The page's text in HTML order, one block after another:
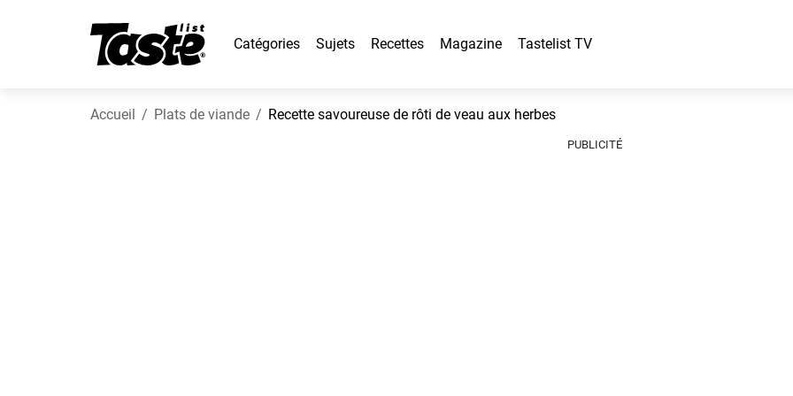
Catégories Sujets Recettes Magazine Tastelist TV
Accueil Plats de viande Recette savoureuse de rôti de veau aux herbes
PUBLICITÉ